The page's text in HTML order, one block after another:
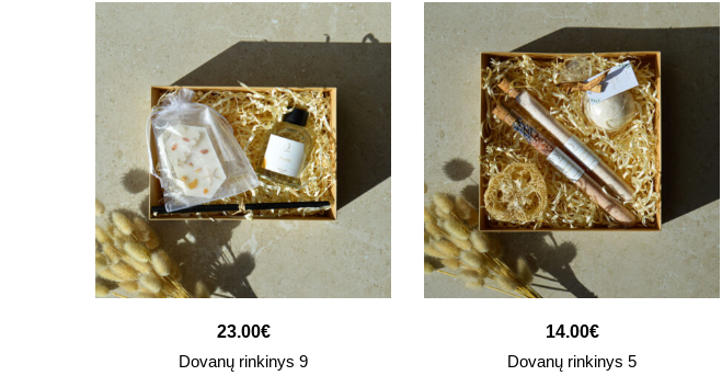
23.00€
Dovanų rinkinys 9
14.00€
Dovanų rinkinys 5